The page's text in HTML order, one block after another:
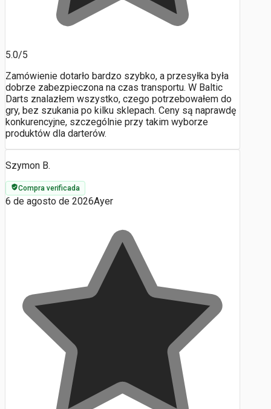
5.0/5
Zamówienie dotarło bardzo szybko, a przesyłka była
dobrze zabezpieczona na czas transportu. W Baltic
Darts znalazłem wszystko, czego potrzebowałem do
gry, bez szukania po kilku sklepach. Ceny są naprawdę
konkurencyjne, szczególnie przy takim wyborze
produktów dla darterów.
Szymon B.
Compra verificada
6 de agosto de 2026Ayer